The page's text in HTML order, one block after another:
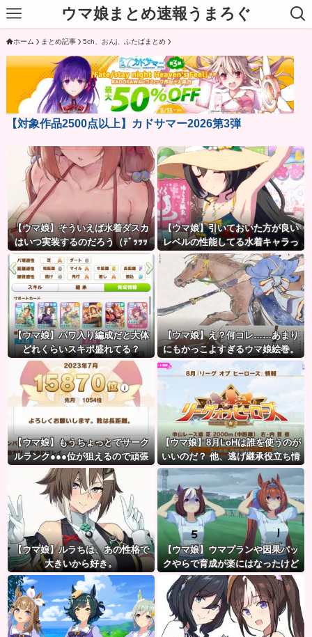
ウマ娘まとめ速報うまろぐ
ホーム まとめ記事 5ch、おんj、ふたばまとめ
【対象作品2500点以上】カドサマー2026第3弾
【ウマ娘】そういえば水着ダスカ
はいつ実装するのだろう（ﾃﾞｯｯｯ
【ウマ娘】引いておいた方が良い
レベルの性能してる水着キャラっ
て誰かいたっけ？←「いっぱいい
るぞ」
【ウマ娘】パワ入り編成だと大体
どれくらいスキポ盛れてる？
【ウマ娘】え？何コレ……あまり
にもかっこよすぎるウマ娘絵巻。
【ウマ娘】もうちょっとでサーク
ルランク●●●位が狙えるので頑張
りましょう。← これ
【ウマ娘】8月LoHは誰を使うのが
いいのだ？ 他、逃げ継承役立ち情
報など
【ウマ娘】ルラちは、あの性格で
大きいから好き。
【ウマ娘】ウマプランや因果パッ
クやらで育成が楽にはなったけど
ハードルも高くなってるんだ。